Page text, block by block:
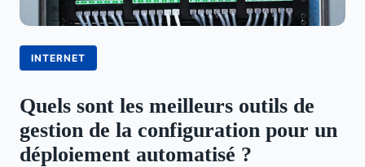
INTERNET
Quels sont les meilleurs outils de
gestion de la configuration pour un
déploiement automatisé ?